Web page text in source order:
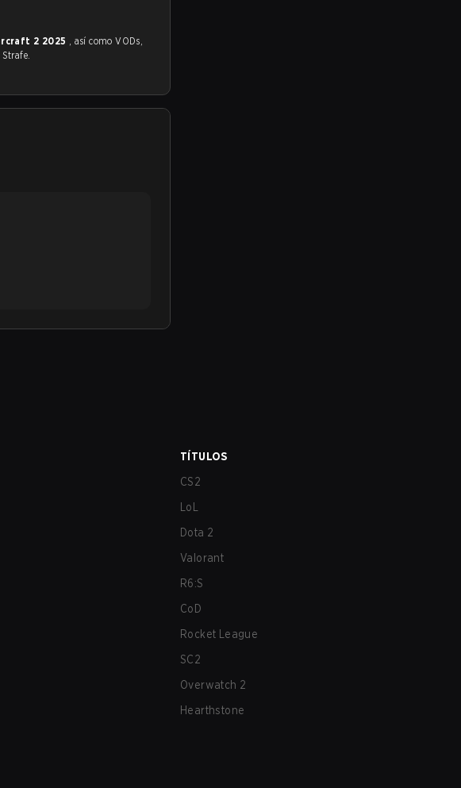
2 2025 , así como VODs,
TÍTULOS
CS2
LoL
Dota 2
Valorant
R6:S
CoD
Rocket League
SC2
Overwatch 2
Hearthstone